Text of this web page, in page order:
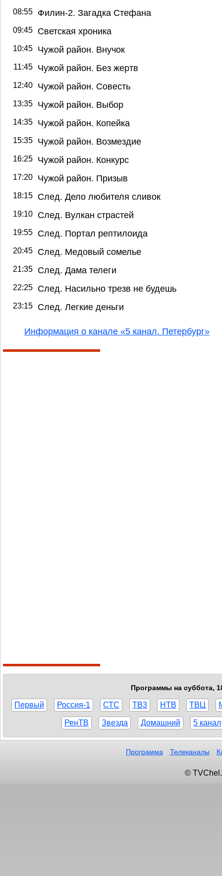
08:55 Филин-2. Загадка Стефана
09:45 Светская хроника
10:45 Чужой район. Внучок
11:45 Чужой район. Без жертв
12:40 Чужой район. Совесть
13:35 Чужой район. Выбор
14:35 Чужой район. Копейка
15:35 Чужой район. Возмездие
16:25 Чужой район. Конкурс
17:20 Чужой район. Призыв
18:15 След. Дело любителя сливок
19:10 След. Вулкан страстей
19:55 След. Портал рептилоида
20:45 След. Медовый сомелье
21:35 След. Дама телеги
22:25 След. Насильно трезв не будешь
23:15 След. Легкие деньги
Информация о канале «5 канал. Петербург»
Программы на суббота,
Первый Россия-1 СТС ТВ3 НТВ ТВЦ
РенТВ Звезда Домашний 5 канал
Программа Телеканалы
©